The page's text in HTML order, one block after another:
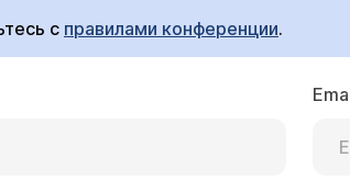
с правилами конференции.